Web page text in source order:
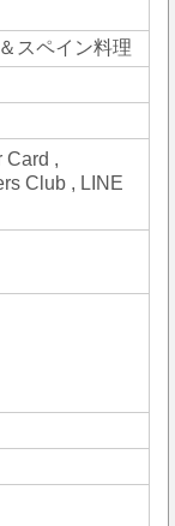
スペイン料理
,
Club , LINE